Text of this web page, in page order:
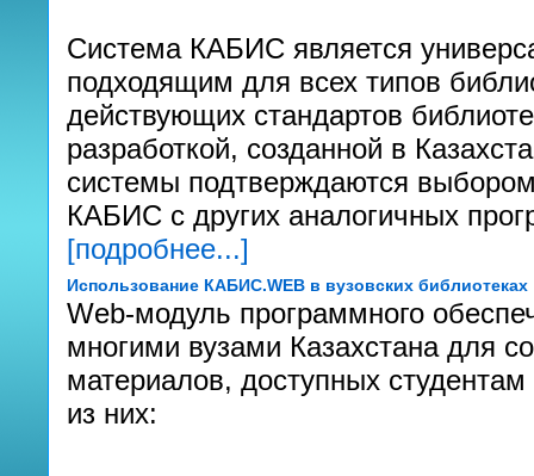
Система КАБИС является
подходящим для всех типов
действующих стандартов
разработкой, созданной в
системы подтверждаются
КАБИС с других аналогичных
[подробнее...]
Использование КАБИС.WEB в вузовских библиотеках
Web-модуль программного
многими вузами Казахстана для
материалов, доступных
из них: